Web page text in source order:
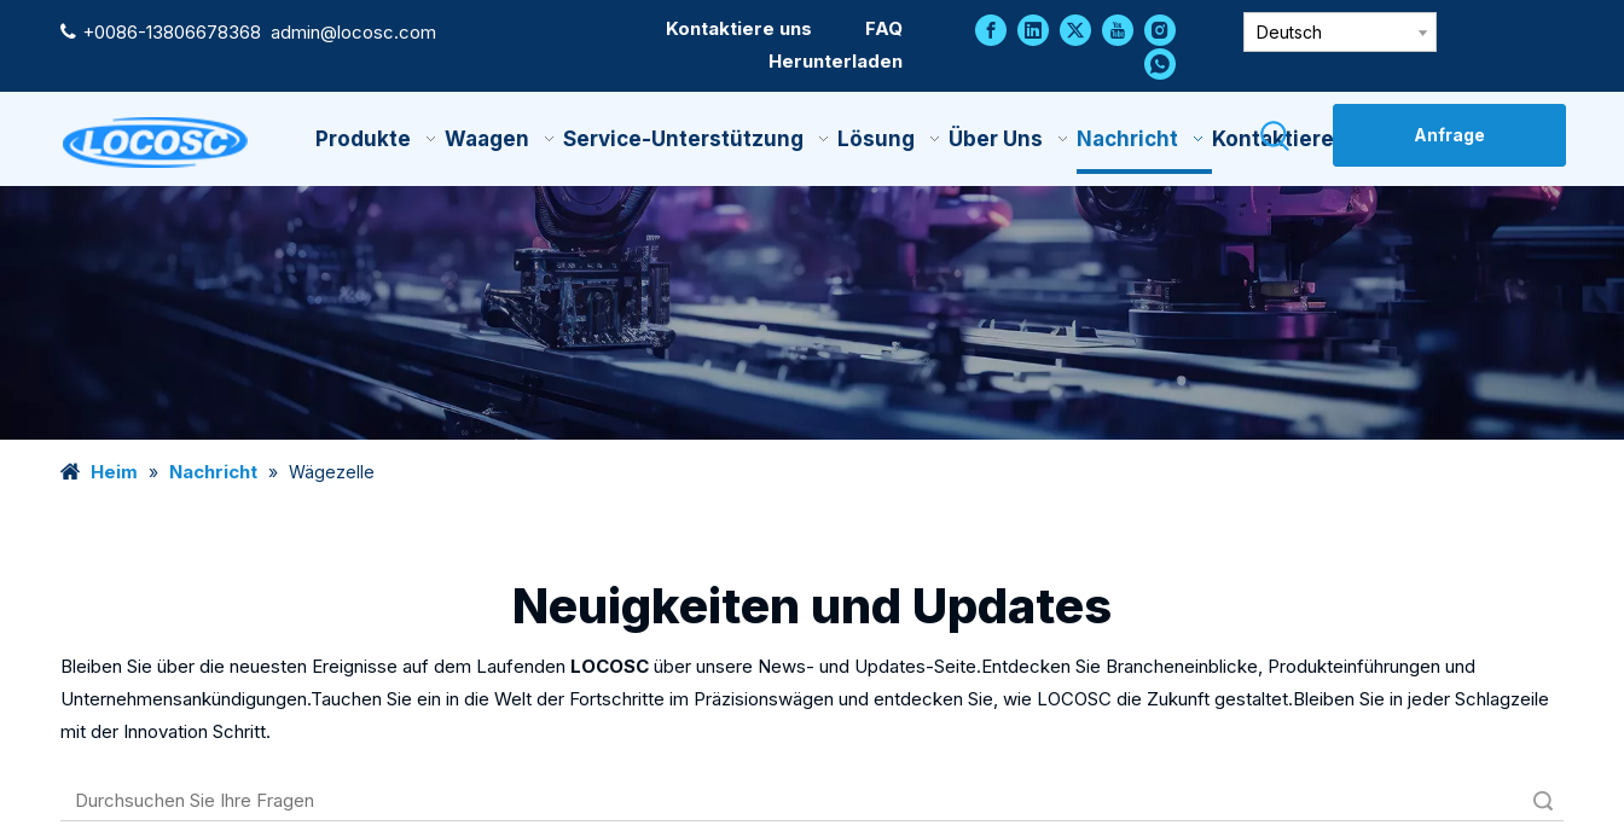
 +0086-13806678368 admin@locosc.com Kontaktiere uns
FAQ
Herunterladen
Deutsch
Produkte Waagen Service-Unterstützung Lösung Über Uns Nachricht Kontaktiere Uns Anfrage
Heim » Nachricht » Wägezelle
Neuigkeiten und Updates
Bleiben Sie über die neuesten Ereignisse auf dem Laufenden LOCOSC über unsere News- und Updates-Seite.Entdecken Sie Brancheneinblicke, Produkteinführungen und
Unternehmensankündigungen.Tauchen Sie ein in die Welt der Fortschritte im Präzisionswägen und entdecken Sie, wie LOCOSC die Zukunft gestaltet.Bleiben Sie in jeder Schlagzeile
mit der Innovation Schritt.